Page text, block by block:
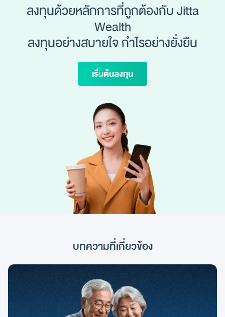
ลงทุนด้วยหลักการที่ถูกต้องกับ Jitta
Wealth
ลงทุนอย่างสบายใจ กำไรอย่างยั่งยืน
เริ่มต้นลงทุน
บทความที่เกี่ยวข้อง